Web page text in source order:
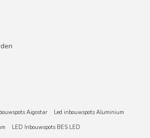
Aigostar
Led inbouwspots Aluminium
LED Inbouwspots BES LED